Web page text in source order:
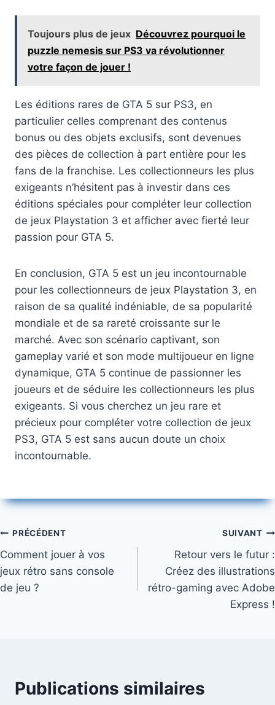
Toujours plus de jeux Découvrez pourquoi le
puzzle nemesis sur PS3 va révolutionner
votre façon de jouer !
Les éditions rares de GTA 5 sur PS3, en
particulier celles comprenant des contenus
bonus ou des objets exclusifs, sont devenues
des pièces de collection à part entière pour les
fans de la franchise. Les collectionneurs les plus
exigeants n’hésitent pas à investir dans ces
éditions spéciales pour compléter leur collection
de jeux Playstation 3 et afficher avec fierté leur
passion pour GTA 5.
En conclusion, GTA 5 est un jeu incontournable
pour les collectionneurs de jeux Playstation 3, en
raison de sa qualité indéniable, de sa popularité
mondiale et de sa rareté croissante sur le
marché. Avec son scénario captivant, son
gameplay varié et son mode multijoueur en ligne
dynamique, GTA 5 continue de passionner les
joueurs et de séduire les collectionneurs les plus
exigeants. Si vous cherchez un jeu rare et
précieux pour compléter votre collection de jeux
PS3, GTA 5 est sans aucun doute un choix
incontournable.
Navigation
de
l’article
PRÉCÉDENT
Comment jouer à vos
jeux rétro sans console
de jeu ?
SUIVANT
Retour vers le futur :
Créez des illustrations
rétro-gaming avec Adobe
Express !
Publications similaires